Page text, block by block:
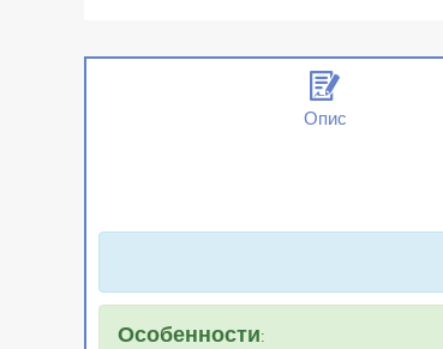
Опис
Особенности: